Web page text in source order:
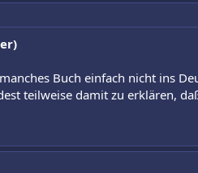
Buch einfach nicht ins
teilweise damit zu erklären,